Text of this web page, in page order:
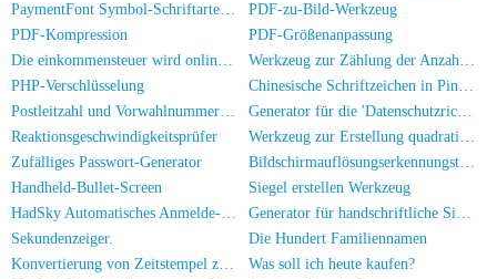
PaymentFont Symbol-Schriftarten Bibliothek
PDF-zu-Bild-Werkzeug
PDF-Kompression
PDF-Größenanpassung
Die einkommensteuer wird online berechnet
Werkzeug zur Zählung der Anzahl von Personen auf Fotos
PHP-Verschlüsselung
Chinesische Schriftzeichen in Pinyin umwandeln
Postleitzahl und Vorwahlnummer Suche
Generator für die 'Datenschutzrichtlinie' einer App
Reaktionsgeschwindigkeitsprüfer
Werkzeug zur Erstellung quadratischer Stempel
Zufälliges Passwort-Generator
Bildschirmauflösungserkennungstool
Handheld-Bullet-Screen
Siegel erstellen Werkzeug
HadSky Automatisches Anmelde-Werkzeug
Generator für handschriftliche Signaturbilder
Sekundenzeiger.
Die Hundert Familiennamen
Konvertierung von Zeitstempel zu Datum/Uhrzeit
Was soll ich heute kaufen?